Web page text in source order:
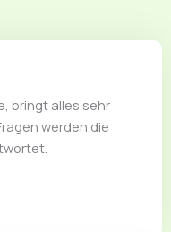
bringt alles sehr
werden die